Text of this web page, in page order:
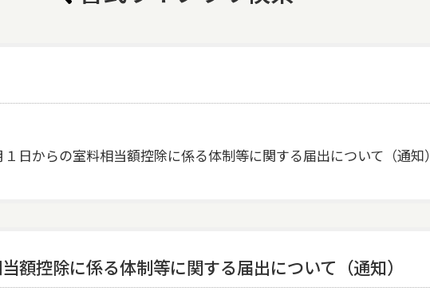
日からの室料相当額控除に係る体制等に関する届出について（通知）
額控除に係る体制等に関する届出について（通知）